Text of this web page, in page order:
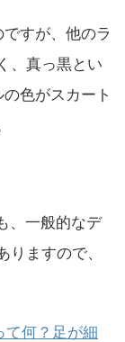
すが、他のラ
、真っ黒とい
色がスカート
、一般的なデ
ますので、
て何？足が細